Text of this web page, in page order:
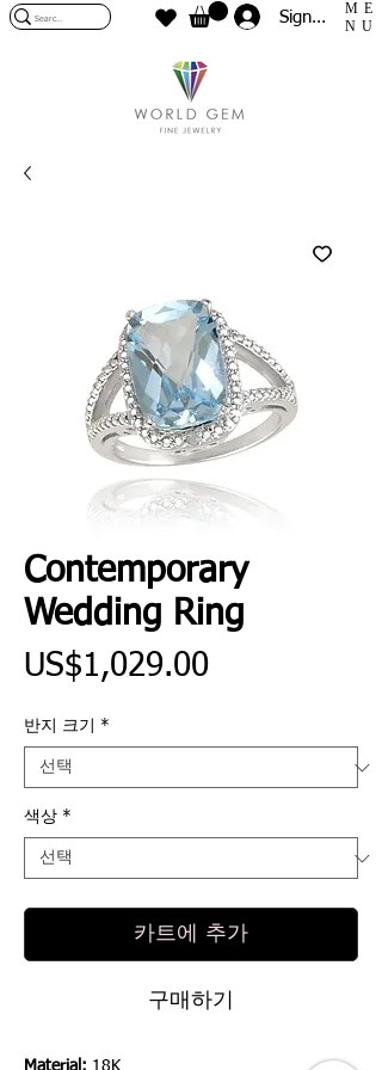
Sign In
ME
NU
Contemporary
Wedding Ring
US$1,029.00가
반지 크기 *
색상 *
카트에 추가
구매하기
Material: 18K